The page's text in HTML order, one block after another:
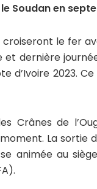
Soudan en
le fer
dernière
d’Ivoire 2023.
Crânes de
La sortie
animée au